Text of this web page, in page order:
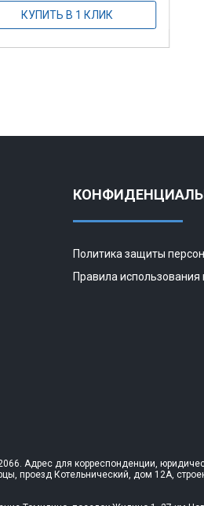
КУПИТЬ В 1 КЛИК
Политика защиты
Правила использования
Адрес для корреспонденции,
проезд Котельнический, дом 12А,